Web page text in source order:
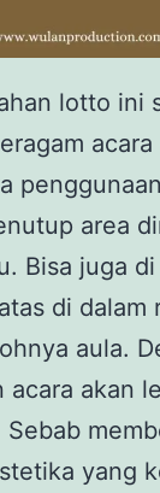
lotto ini
acara
area
Bisa juga
di dalam
aula.
akan
yang